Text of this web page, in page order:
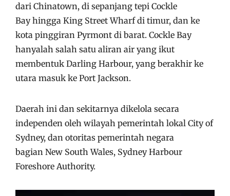
dari Chinatown, di sepanjang tepi Cockle
Bay hingga King Street Wharf di timur, dan ke
kota pinggiran Pyrmont di barat. Cockle Bay
hanyalah salah satu aliran air yang ikut
membentuk Darling Harbour, yang berakhir ke
utara masuk ke Port Jackson.
Daerah ini dan sekitarnya dikelola secara
independen oleh wilayah pemerintah lokal City of
Sydney, dan otoritas pemerintah negara
bagian New South Wales, Sydney Harbour
Foreshore Authority.